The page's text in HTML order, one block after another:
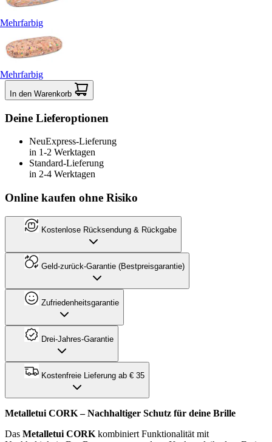
Mehrfarbig
Mehrfarbig
In den Warenkorb
Deine Lieferoptionen
NeuExpress-Lieferung
in 1-2 Werktagen
Standard-Lieferung
in 2-4 Werktagen
Online kaufen ohne Risiko
Kostenlose Rücksendung & Rückgabe
Geld-zurück-Garantie (Bestpreisgarantie)
Zufriedenheitsgarantie
Drei-Jahres-Garantie
Kostenfreie Lieferung ab € 35
Metalletui CORK – Nachhaltiger Schutz für deine Brille
Das Metalletui CORK kombiniert Funktionalität mit